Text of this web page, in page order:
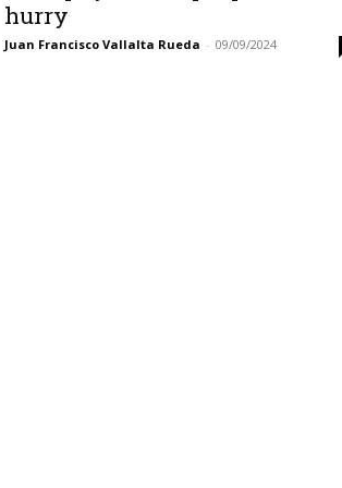
hurry
Juan Francisco Vallalta Rueda - 09/09/2024